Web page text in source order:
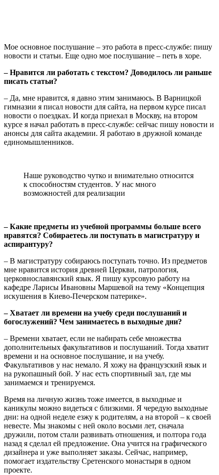
Мое основное послушание – это работа в пресс-службе: пишу
новости и статьи. Еще одно мое послушание – петь в хоре.
– Нравится ли работать с текстом? Доводилось ли раньше
писать статьи?
– Да, мне нравится, я давно этим занимаюсь. В Варницкой
гимназии я писал новости для сайта, на первом курсе писал
новости о поездках. И когда приехал в Москву, на втором
курсе я начал работать в пресс-службе: сейчас пишу новости и
анонсы для сайта академии. Я работаю в дружной команде
единомышленников.
Наше руководство чутко и внимательно относится
к способностям студентов. У нас много
возможностей для реализации
– Какие предметы из учебной программы больше всего
нравятся? Собираетесь ли поступать в магистратуру и
аспирантуру?
– В магистратуру собираюсь поступать точно. Из предметов
мне нравится история древней Церкви, патрология,
церковнославянский язык. Я пишу курсовую работу на
кафедре Ларисы Ивановны Маршевой на тему «Концепция
искушения в Киево-Печерском патерике».
– Хватает ли времени на учебу среди послушаний и
богослужений? Чем занимаетесь в выходные дни?
– Времени хватает, если не набирать себе множества
дополнительных факультативов и послушаний. Тогда хватит
времени и на основное послушание, и на учебу.
Факультативов у нас немало. Я хожу на французский язык и
на рукопашный бой. У нас есть спортивный зал, где мы
занимаемся и тренируемся.
Время на личную жизнь тоже имеется, в выходные и
каникулы можно видеться с близкими. Я чередую выходные
дни: на одной неделе езжу к родителям, а на второй – к своей
невесте. Мы знакомы с ней около восьми лет, сначала
дружили, потом стали развивать отношения, и полтора года
назад я сделал ей предложение. Она учится на графического
дизайнера и уже выполняет заказы. Сейчас, например,
помогает издательству Сретенского монастыря в одном
проекте.